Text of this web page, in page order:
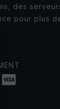
des
pour plus